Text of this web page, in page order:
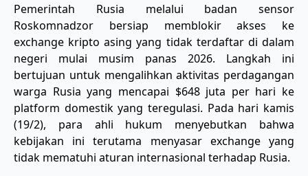
​Pemerintah Rusia melalui badan sensor
Roskomnadzor bersiap memblokir akses ke
exchange kripto asing yang tidak terdaftar di dalam
negeri mulai musim panas 2026. Langkah ini
bertujuan untuk mengalihkan aktivitas perdagangan
warga Rusia yang mencapai $648 juta per hari ke
platform domestik yang teregulasi. Pada hari kamis
(19/2), para ahli hukum menyebutkan bahwa
kebijakan ini terutama menyasar exchange yang
tidak mematuhi aturan internasional terhadap Rusia.